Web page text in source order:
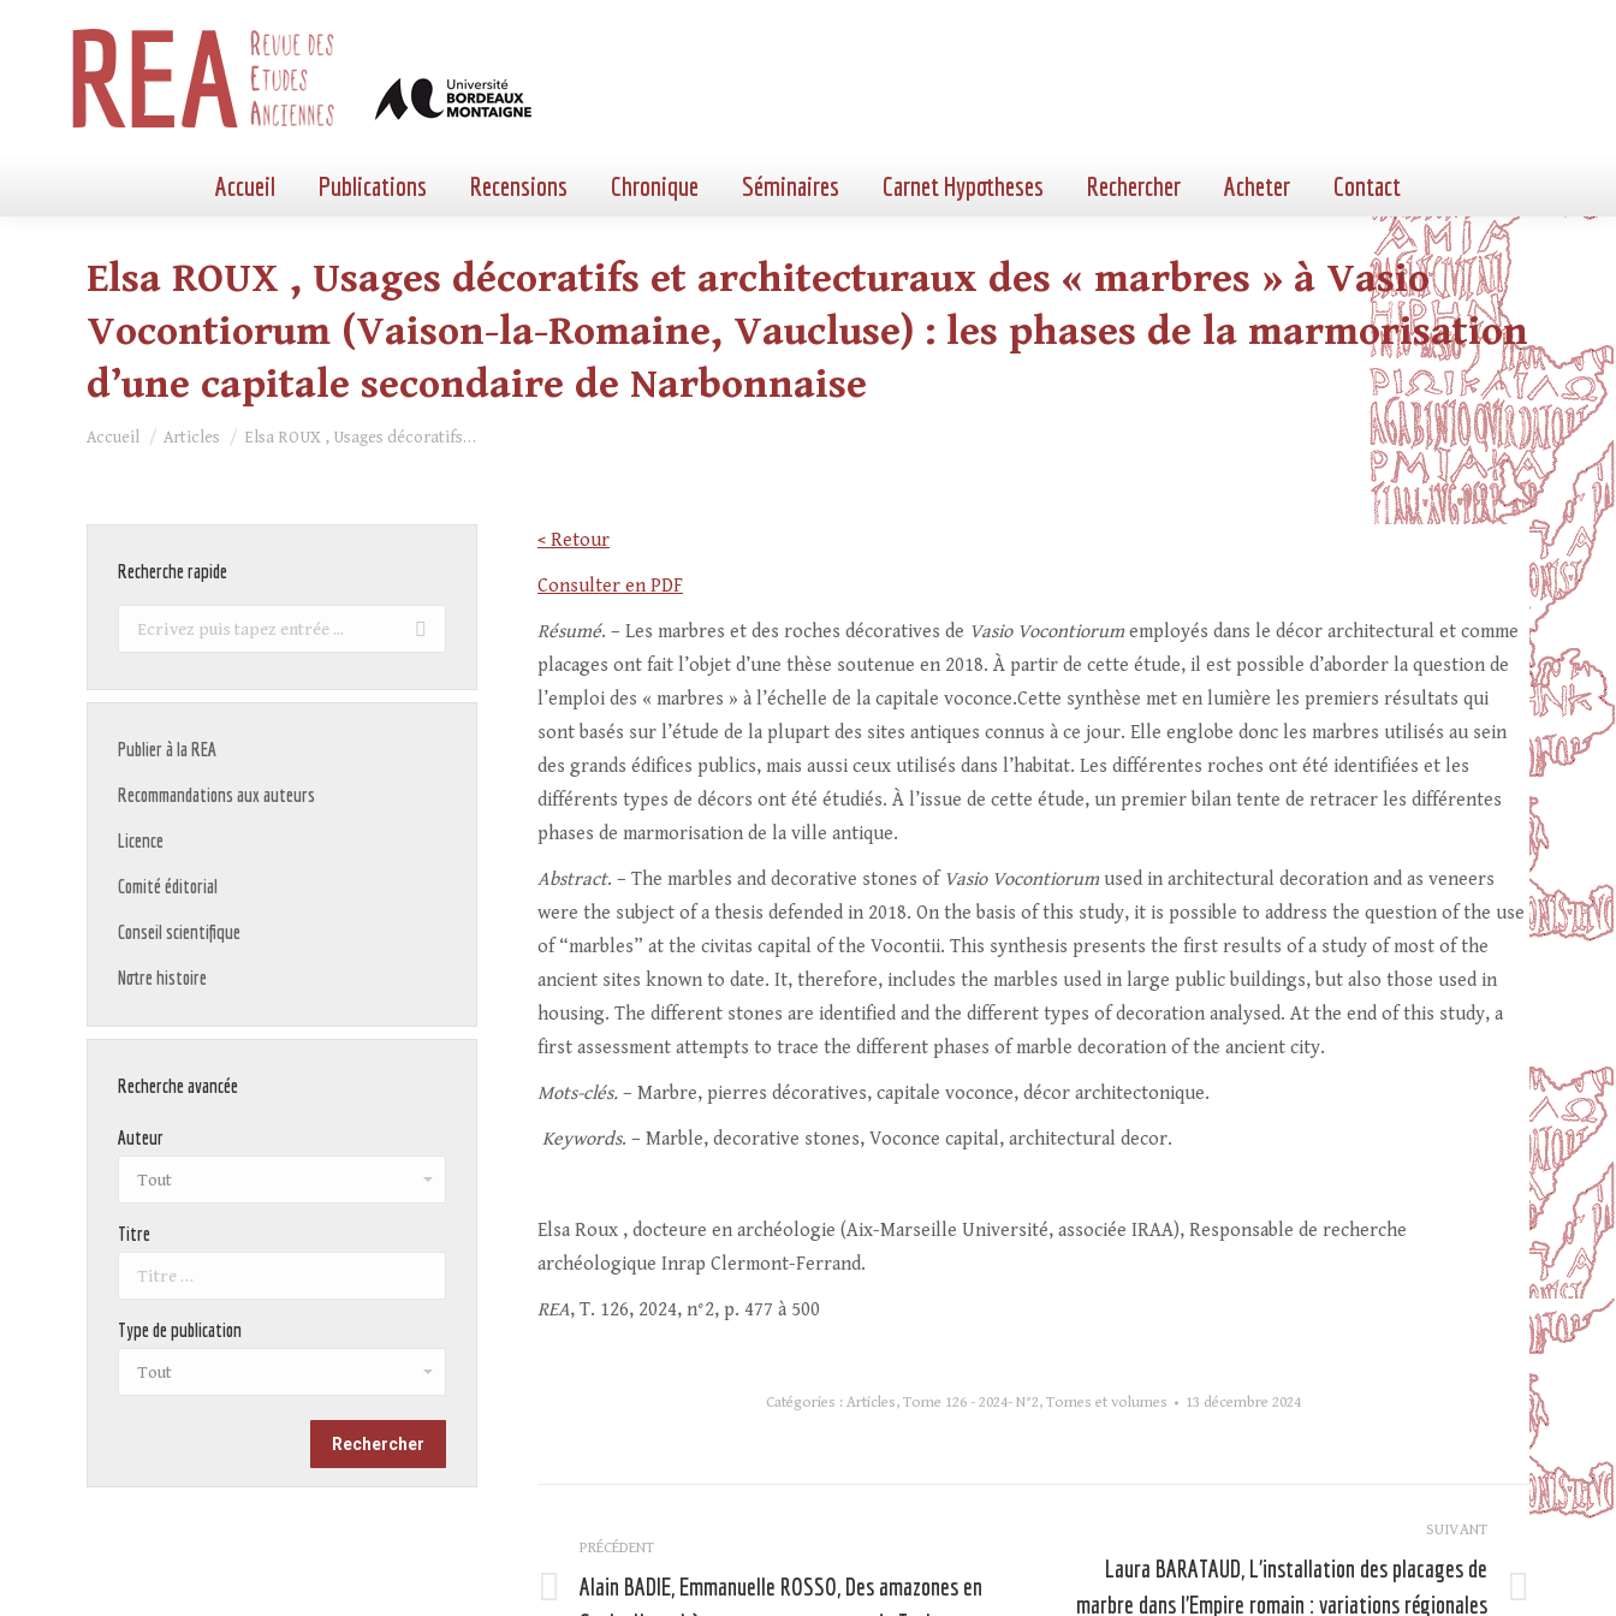
Accueil Publications Recensions Chronique Séminaires Carnet Hypotheses Rechercher Acheter Contact
Elsa ROUX , Usages décoratifs et architecturaux des « marbres » à Vasio
Vocontiorum (Vaison-la-Romaine, Vaucluse) : les phases de la marmorisation
d’une capitale secondaire de Narbonnaise
Vous êtes ici :
Accueil Articles Elsa ROUX , Usages décoratifs…
< Retour
Consulter en PDF
Résumé. – Les marbres et des roches décoratives de Vasio Vocontiorumemployés dans le décor architectural et comme
placages ont fait l’objet d’une thèse soutenue en 2018. À partir de cette étude, il est possible d’aborder la question de
l’emploi des « marbres » à l’échelle de la capitale voconce.Cette synthèse met en lumière les premiers résultats qui
sont basés sur l’étude de la plupart des sites antiques connus à ce jour. Elle englobe donc les marbres utilisés au sein
des grands édifices publics, mais aussi ceux utilisés dans l’habitat. Les différentes roches ont été identifiées et les
différents types de décors ont été étudiés. À l’issue de cette étude, un premier bilan tente de retracer les différentes
phases de marmorisation de la ville antique.
Abstract. – The marbles and decorative stones of Vasio Vocontiorumused in architectural decoration and as veneers
were the subject of a thesis defended in 2018. On the basis of this study, it is possible to address the question of the use
of “marbles” at the civitas capital of the Vocontii. This synthesis presents the first results of a study of most of the
ancient sites known to date. It, therefore, includes the marbles used in large public buildings, but also those used in
housing. The different stones are identified and the different types of decoration analysed. At the end of this study, a
first assessment attempts to trace the different phases of marble decoration of the ancient city.
Mots-clés. – Marbre, pierres décoratives, capitale voconce, décor architectonique.
Keywords. – Marble, decorative stones, Voconce capital, architectural decor.
Elsa Roux , docteure en archéologie (Aix-Marseille Université, associée IRAA), Responsable de recherche
archéologique Inrap Clermont-Ferrand.
REA, T. 126, 2024, n°2, p. 477 à 500
Catégories : Articles, Tome 126 - 2024- N°2, Tomes et volumes 13 décembre 2024
article
PRÉCÉDENT
Article
Alain BADIE, Emmanuelle ROSSO, Des amazones en
SUIVANT
Article
Laura BARATAUD, L’installation des placages de
marbre dans l’Empire romain : variations régionales
Recherche rapide
Recherche
Publier à la REA
Recommandations aux auteurs
Licence
Comité éditorial
Conseil scientifique
Notre histoire
Recherche avancée
Auteur
Titre
Type de publication